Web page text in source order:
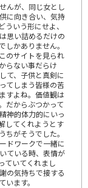
んが、同じ女とし
に向き合い、気持
いう形にせよ、
思い詰めるだけの
かありません。
のサイトを見られ
らない事だらけ
て、子供と真剣に
てしまう皆様の苦
すよね。価値観は
だからぶつかって
神的体力的にいっ
してくれようとす
ちがそうでした。
ドワークで一緒に
ている時、表情が
ていてくれまし
の気持ちで接する
ます。